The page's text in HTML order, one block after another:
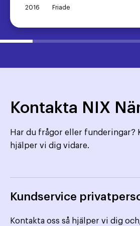
2016 Friade
Kontakta NIX
Har du frågor eller funderingar?
hjälper vi dig vidare.
Kundservice
Kontakta oss så hjälper vi dig